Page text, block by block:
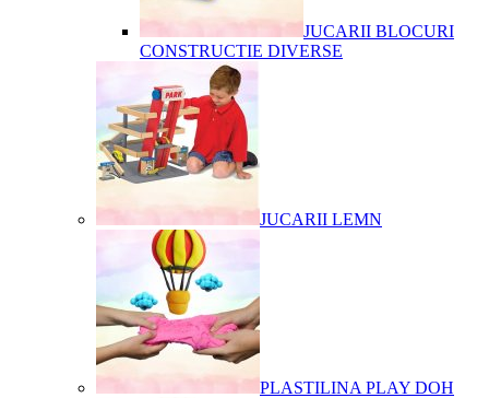
JUCARII BLOCURI
CONSTRUCTIE DIVERSE
JUCARII LEMN
PLASTILINA PLAY DOH